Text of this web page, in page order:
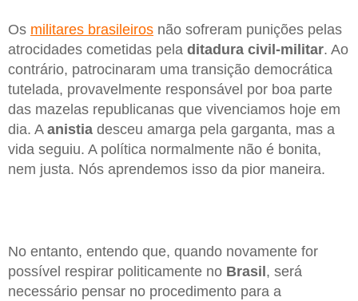
Os militares brasileiros não sofreram punições pelas
atrocidades cometidas pela ditadura civil-militar. Ao
contrário, patrocinaram uma transição democrática
tutelada, provavelmente responsável por boa parte
das mazelas republicanas que vivenciamos hoje em
dia. A anistia desceu amarga pela garganta, mas a
vida seguiu. A política normalmente não é bonita,
nem justa. Nós aprendemos isso da pior maneira.
No entanto, entendo que, quando novamente for
possível respirar politicamente no Brasil , será
necessário pensar no procedimento para a